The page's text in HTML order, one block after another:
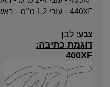
440XF - עובי 1.2 מ"מ - ראש עגול
צבע: לבן
דוגמת כתיבה:
400XF